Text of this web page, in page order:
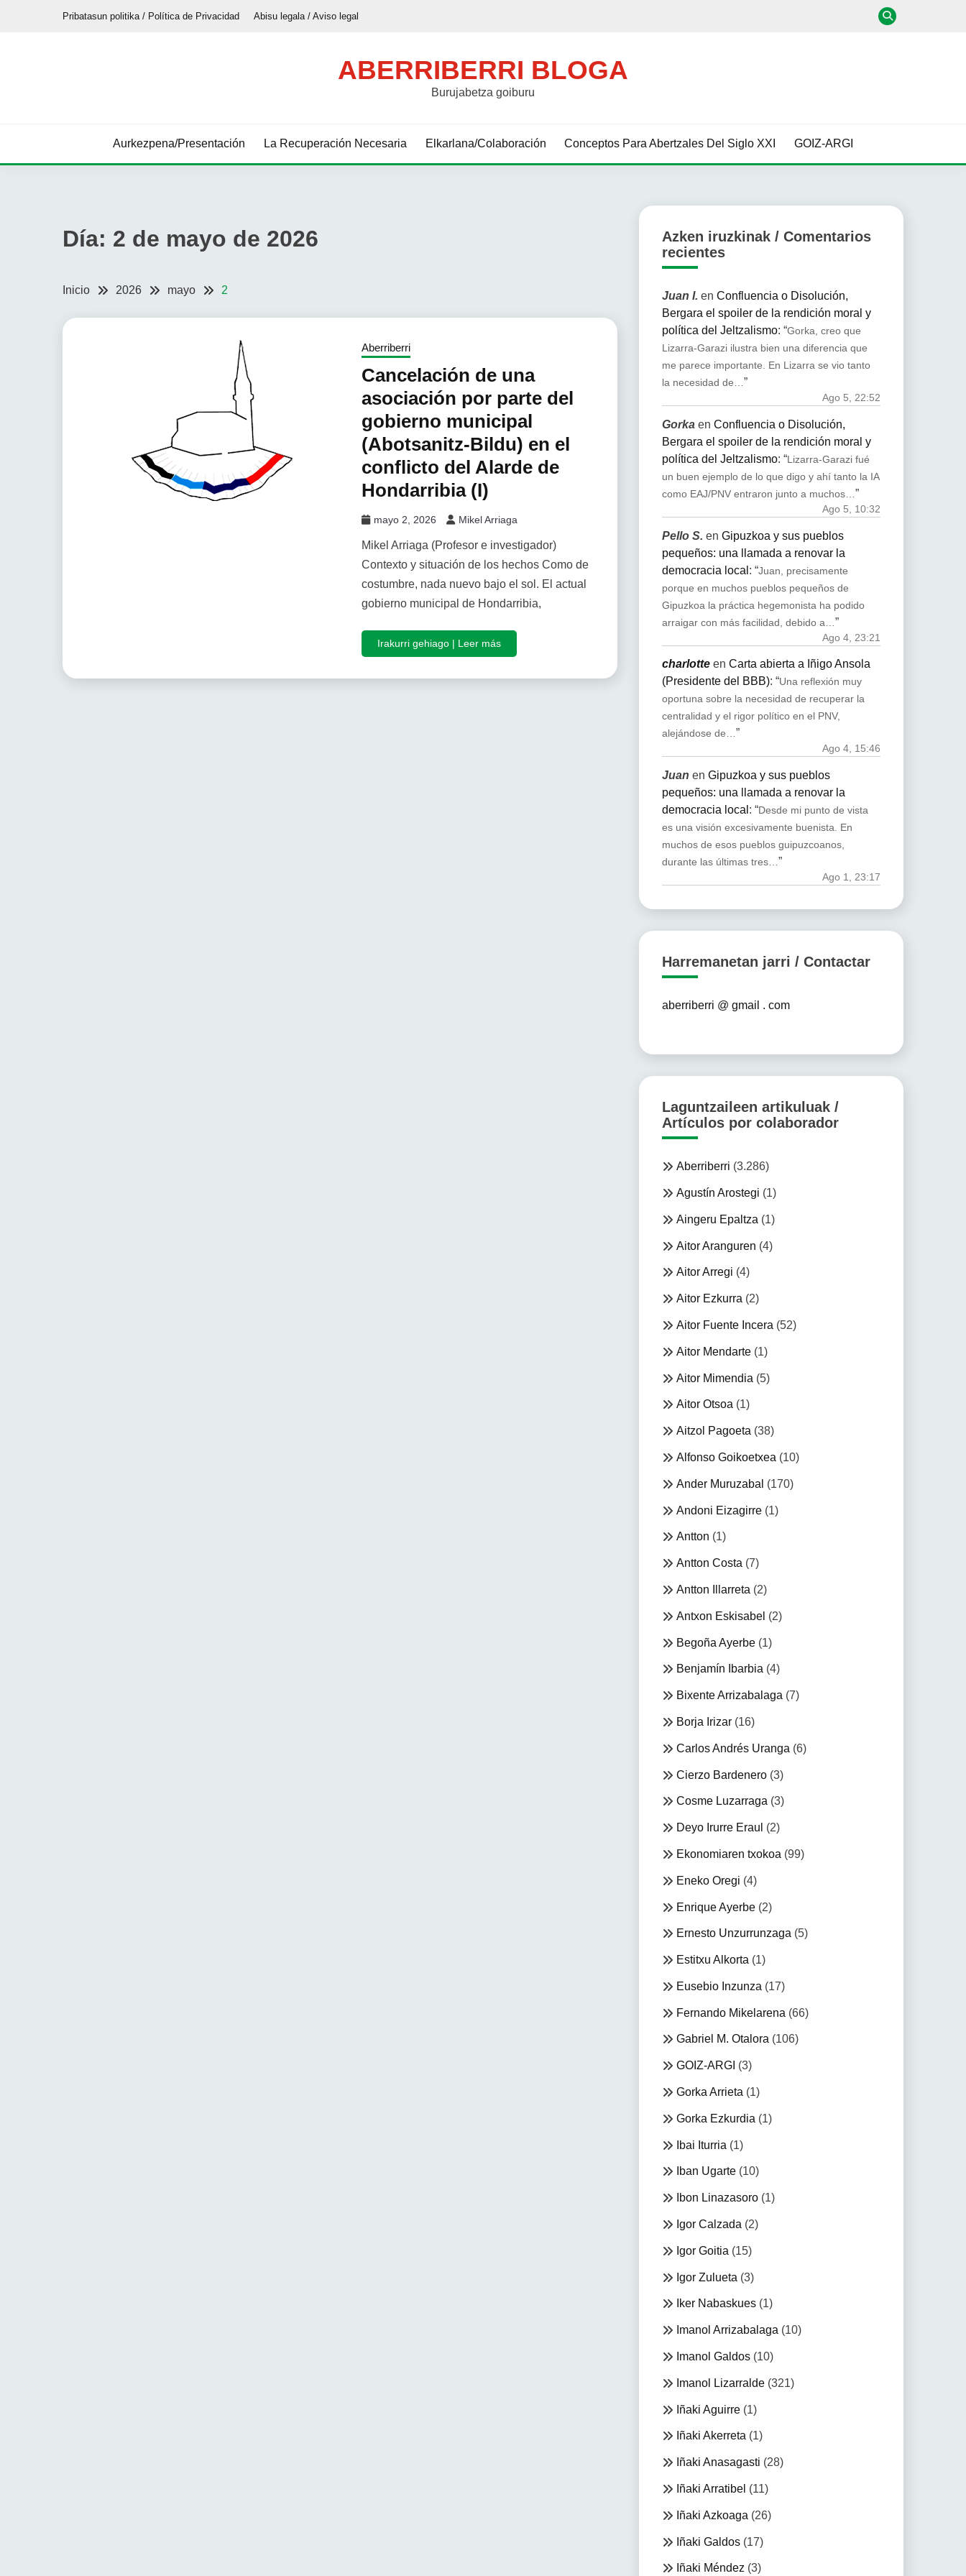
Pribatasun politika / Política de Privacidad Abisu legala / Aviso legal
ABERRIBERRI BLOGA
Burujabetza goiburu
Aurkezpena/Presentación La Recuperación Necesaria Elkarlana/Colaboración Conceptos Para Abertzales Del Siglo XXI GOIZ-ARGI
Día: 2 de mayo de 2026
Inicio 2026 mayo 2
Aberriberri
Cancelación de una
asociación por parte del
gobierno municipal
(Abotsanitz-Bildu) en el
conflicto del Alarde de
Hondarribia (I)
mayo 2, 2026 Mikel Arriaga
Mikel Arriaga (Profesor e investigador)
Contexto y situación de los hechos Como de
costumbre, nada nuevo bajo el sol. El actual
gobierno municipal de Hondarribia,
Irakurri gehiago | Leer más
Azken iruzkinak / Comentarios
recientes
Juan I. en Confluencia o Disolución,
Bergara el spoiler de la rendición moral y
política del Jeltzalismo: “Gorka, creo que
Lizarra-Garazi ilustra bien una diferencia que
me parece importante. En Lizarra se vio tanto
la necesidad de…”
Ago 5, 22:52
Gorkaen Confluencia o Disolución,
Bergara el spoiler de la rendición moral y
política del Jeltzalismo: “Lizarra-Garazi fué
un buen ejemplo de lo que digo y ahí tanto la IA
como EAJ/PNV entraron junto a muchos… ”
Ago 5, 10:32
Pello S. en Gipuzkoa y sus pueblos
pequeños: una llamada a renovar la
democracia local : “Juan, precisamente
porque en muchos pueblos pequeños de
Gipuzkoa la práctica hegemonista ha podido
arraigar con más facilidad, debido a… ”
Ago 4, 23:21
charlotteen Carta abierta a Iñigo Ansola
(Presidente del BBB): “Una reflexión muy
oportuna sobre la necesidad de recuperar la
centralidad y el rigor político en el PNV,
alejándose de…”
Ago 4, 15:46
Juan en Gipuzkoa y sus pueblos
pequeños: una llamada a renovar la
democracia local : “Desde mi punto de vista
es una visión excesivamente buenista. En
muchos de esos pueblos guipuzcoanos,
durante las últimas tres…”
Ago 1, 23:17
Harremanetan jarri / Contactar
aberriberri @ gmail . com
Laguntzaileen artikuluak /
Artículos por colaborador
Aberriberri (3.286)
Agustín Arostegi (1)
Aingeru Epaltza (1)
Aitor Aranguren (4)
Aitor Arregi (4)
Aitor Ezkurra (2)
Aitor Fuente Incera (52)
Aitor Mendarte(1)
Aitor Mimendia (5)
Aitor Otsoa (1)
Aitzol Pagoeta (38)
Alfonso Goikoetxea (10)
Ander Muruzabal (170)
Andoni Eizagirre(1)
Antton (1)
Antton Costa (7)
Antton Illarreta (2)
Antxon Eskisabel (2)
Begoña Ayerbe(1)
Benjamín Ibarbia (4)
Bixente Arrizabalaga (7)
Borja Irizar(16)
Carlos Andrés Uranga (6)
Cierzo Bardenero(3)
Cosme Luzarraga (3)
Deyo Irurre Eraul (2)
Ekonomiaren txokoa (99)
Eneko Oregi (4)
Enrique Ayerbe(2)
Ernesto Unzurrunzaga (5)
Estitxu Alkorta (1)
Eusebio Inzunza (17)
Fernando Mikelarena (66)
Gabriel M. Otalora(106)
GOIZ-ARGI (3)
Gorka Arrieta (1)
Gorka Ezkurdia (1)
Ibai Iturria (1)
Iban Ugarte(10)
Ibon Linazasoro(1)
Igor Calzada (2)
Igor Goitia (15)
Igor Zulueta (3)
Iker Nabaskues(1)
Imanol Arrizabalaga (10)
Imanol Galdos(10)
Imanol Lizarralde(321)
Iñaki Aguirre(1)
Iñaki Akerreta(1)
Iñaki Anasagasti (28)
Iñaki Arratibel (11)
Iñaki Azkoaga (26)
Iñaki Galdos(17)
Iñaki Méndez(3)